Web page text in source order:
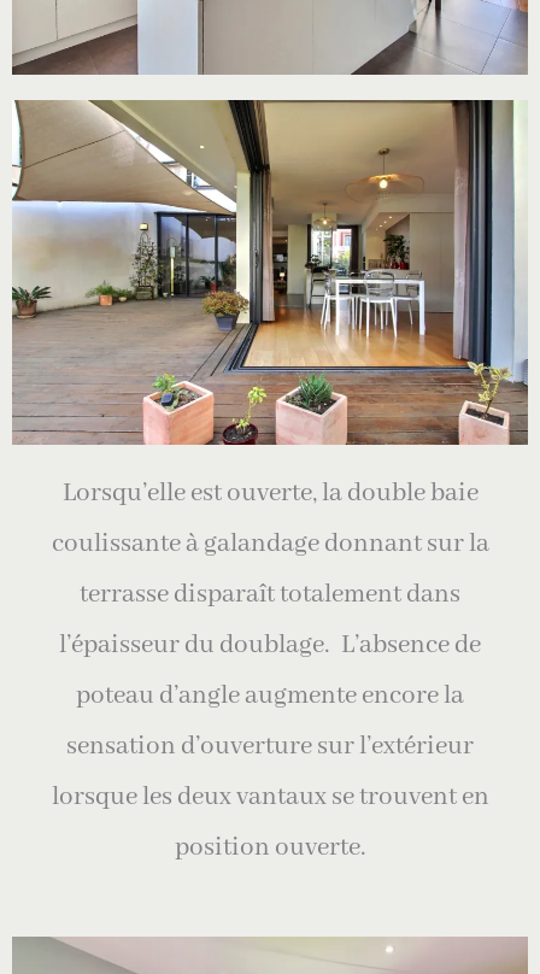
Lorsqu’elle est ouverte, la double baie
coulissante à galandage donnant sur la
terrasse disparaît totalement dans
l’épaisseur du doublage. L’absence de
poteau d’angle augmente encore la
sensation d’ouverture sur l’extérieur
lorsque les deux vantaux se trouvent en
position ouverte.